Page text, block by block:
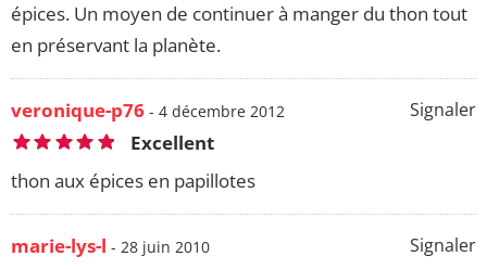
épices. Un moyen de continuer à manger du thon tout
en préservant la planète.
Signaler
veronique-p76 - 4 décembre 2012
Excellent
thon aux épices en papillotes
Signaler
marie-lys-l - 28 juin 2010